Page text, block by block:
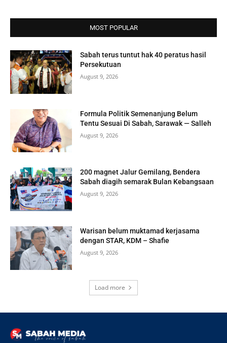
MOST POPULAR
Sabah terus tuntut hak 40 peratus hasil
Persekutuan
August 9, 2026
Formula Politik Semenanjung Belum
Tentu Sesuai Di Sabah, Sarawak — Salleh
August 9, 2026
200 magnet Jalur Gemilang, Bendera
Sabah diagih semarak Bulan Kebangsaan
August 9, 2026
Warisan belum muktamad kerjasama
dengan STAR, KDM – Shafie
August 9, 2026
Load more